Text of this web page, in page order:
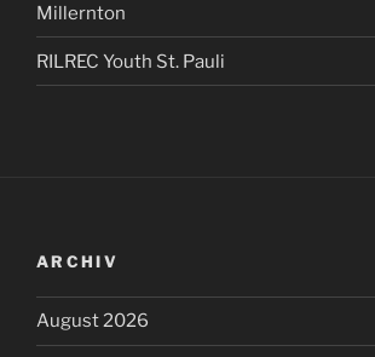
Millernton
RILREC Youth St. Pauli
ARCHIV
August 2026